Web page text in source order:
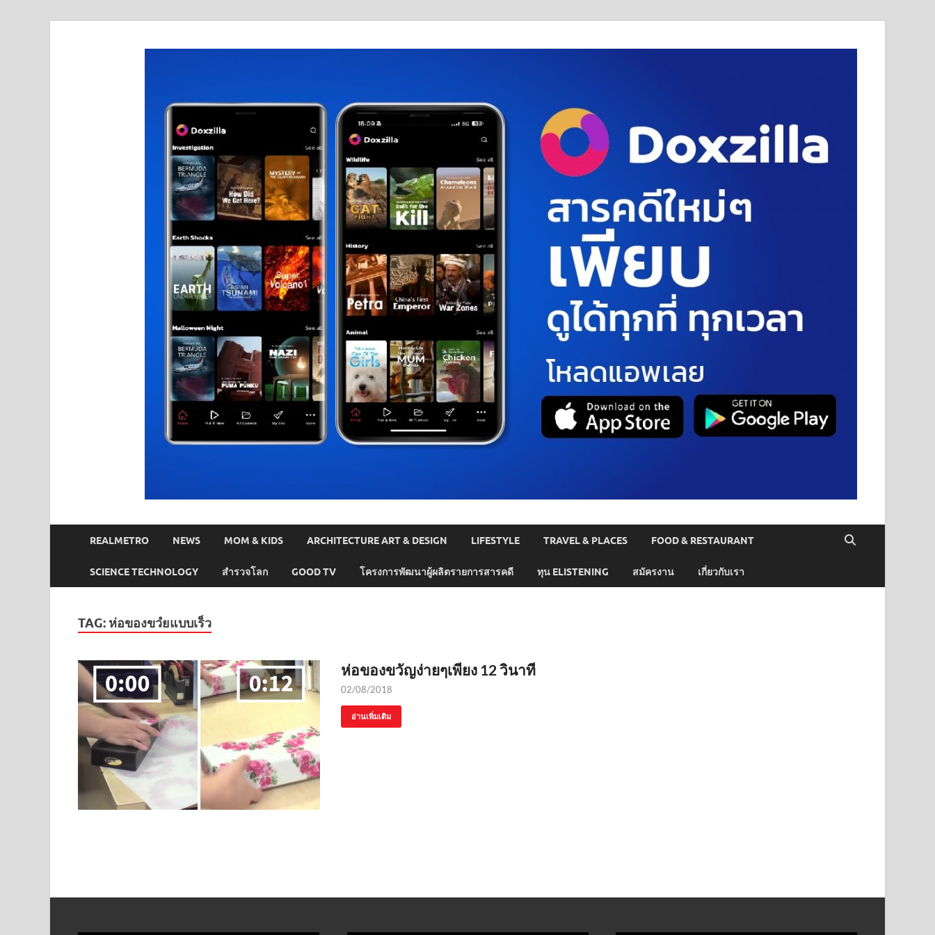
REALMETRO NEWS MOM & KIDS ARCHITECTURE ART & DESIGN LIFESTYLE TRAVEL & PLACES FOOD & RESTAURANT
SCIENCE TECHNOLOGY สำรวจโลก GOOD TV โครงการพัฒนาผู้ผลิตรายการสารคดี ทุน ELISTENING สมัครงาน เกี่ยวกับเรา
TAG: ห่อของขวํยแบบเร็ว
ห่อของขวัญง่ายๆเพียง 12 วินาที
02/08/2018
อ่านเพิ่มเติม